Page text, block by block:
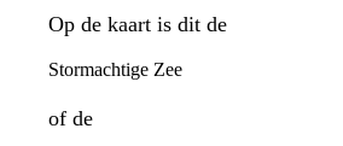
Op de kaart is dit de
Stormachtige Zee
of de